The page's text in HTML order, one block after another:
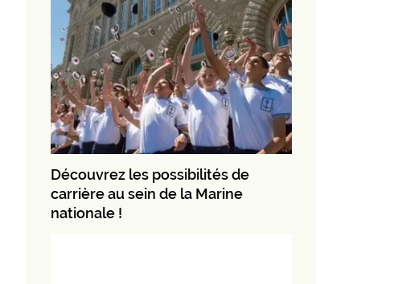
Découvrez les possibilités de
carrière au sein de la Marine
nationale !